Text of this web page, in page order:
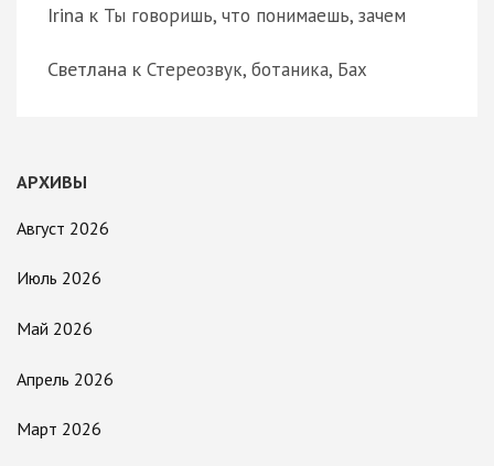
Irina к Ты говоришь, что понимаешь, зачем
Светлана к Стереозвук, ботаника, Бах
АРХИВЫ
Август 2026
Июль 2026
Май 2026
Апрель 2026
Март 2026